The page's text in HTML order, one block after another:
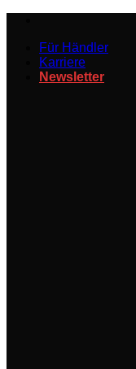
springenFür Händler
Karriere
Newsletter